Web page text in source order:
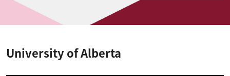
University of Alberta